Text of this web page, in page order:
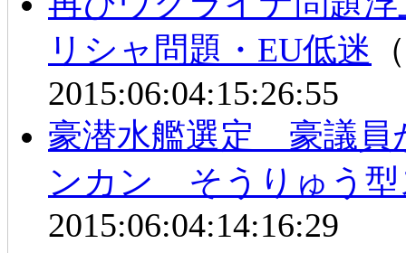
リシャ問題・EU低迷
2015:06:04:15:26:55
豪潜水艦選定 豪議員
ンカン そうりゅう型
2015:06:04:14:16:29